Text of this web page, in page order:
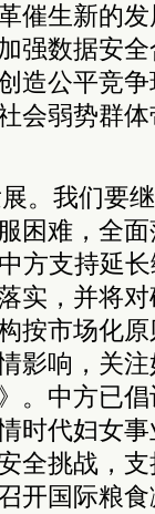
催生新的
强数据安
造公平竞
会弱势群
。我们要
困难，全
方支持延
实，并将
按市场化
影响，关
。中方已
时代妇女
全挑战，
开国际粮